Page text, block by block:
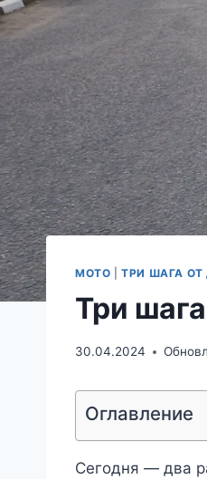
МОТО |ТРИ ШАГА ОТ
Три
30.04.2024
Оглавление
Сегодня — два